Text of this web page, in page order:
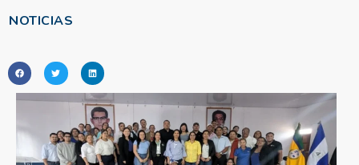
NOTICIAS